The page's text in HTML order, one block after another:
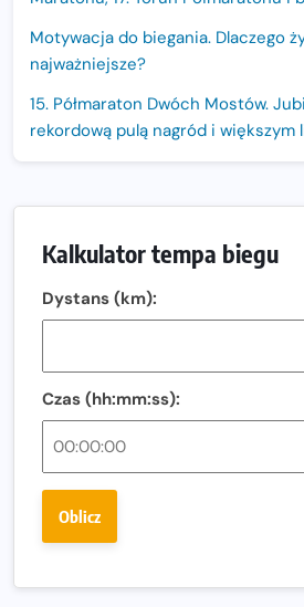
Motywacja do biegania. Dlaczego
najważniejsze?
15. Półmaraton Dwóch Mostów.
rekordową pulą nagród i
Oficjalna koszulka LOTTO 25.
Amazfit Balance 3: Kompleksowe
Regeneracja w bieganiu. Co
Ostatnie wolne miejsca na
Fabrykanta. Organizatorzy
wybiera wyzwanie trzech
Praska 5k Run gospodarzem
Kalkulator tempa biegu
Dystans (km):
Czas (hh:mm:ss):
Oblicz